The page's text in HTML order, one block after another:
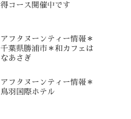
得コース開催中です
アフタヌーンティー情報＊
千葉県勝浦市＊和カフェは
なあさぎ
アフタヌーンティー情報＊
鳥羽国際ホテル